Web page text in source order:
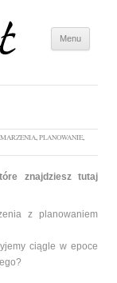
Menu
MARZENIA,PLANOWANIE,
znajdziesz tutaj
z planowaniem
ciągle w epoce